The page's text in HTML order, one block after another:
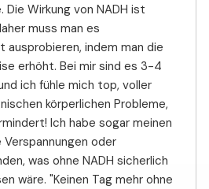
Die Wirkung von NADH ist
muss man es
ausprobieren, indem man die
erhöht. Bei mir sind es 3-4
ich fühle mich top, voller
körperlichen Probleme,
Ich habe sogar meinen
oder
was ohne NADH sicherlich
wäre. "Keinen Tag mehr ohne